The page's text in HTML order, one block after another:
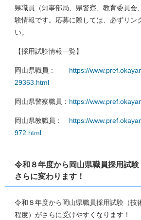
県職員（知事部局、県警察、教育委員会
験情報です。応募に際しては、必ずリン
い。
【採用試験情報一覧】
岡山県職員： https://
29363.html
岡山県警察職員： https://
岡山県教職員： https://
972.html
令和８年度から岡山県職員採用試
さらに変わります！
令和８年度から岡山県職員採用試験（技
程度）がさらに受けやすくなります！